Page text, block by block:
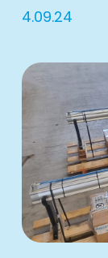
4.09.24